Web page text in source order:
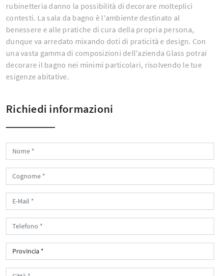
rubinetteria danno la possibilità di decorare molteplici
contesti. La sala da bagno è l'ambiente destinato al
benessere e alle pratiche di cura della propria persona,
dunque va arredato mixando doti di praticità e design. Con
una vasta gamma di composizioni dell'azienda Glass potrai
decorare il bagno nei minimi particolari, risolvendo le tue
esigenze abitative.
Richiedi informazioni